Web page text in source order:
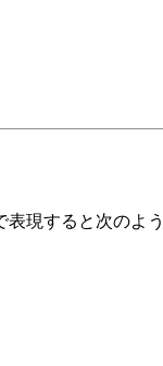
現すると次のよう